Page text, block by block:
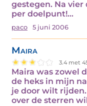
gestegen. Na
per doelpunt!…
paco 5 juni 2006
Maira
3.4 met
Maira was zowel
de heks in mijn
je door wilt
over de sterren